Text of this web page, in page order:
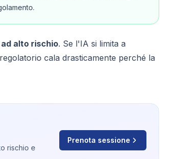
alto rischio. Se l'IA si limita a
cala drasticamente perché la
rischio e
Prenota sessione